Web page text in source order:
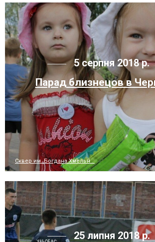
5 серпня 2018 р.
Парад близнецов в
Сквер им. Богдана Хмельн...
25 липня 2018 р.